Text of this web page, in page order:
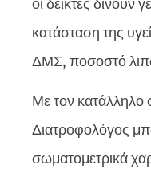
κατάσταση της
ΔΜΣ, ποσοστό
Με τον κατάλληλο
Διατροφολόγος
σωματομετρικά